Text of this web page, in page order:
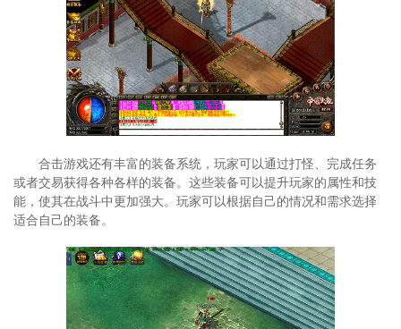
合击游戏还有丰富的装备系统，玩家可以通过打怪、完成任务
或者交易获得各种各样的装备。这些装备可以提升玩家的属性和技
能，使其在战斗中更加强大。玩家可以根据自己的情况和需求选择
适合自己的装备。